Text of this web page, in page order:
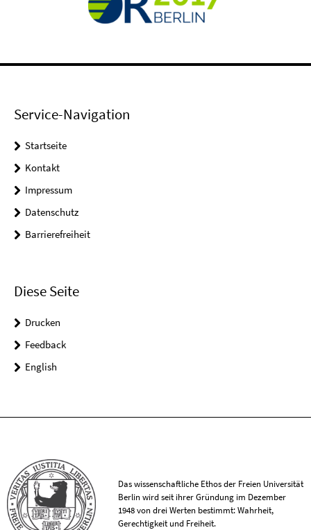
Service-Navigation
Startseite
Kontakt
Impressum
Datenschutz
Barrierefreiheit
Diese Seite
Drucken
Feedback
English
Das wissenschaftliche Ethos der Freien Universität
Berlin wird seit ihrer Gründung im Dezember
1948 von drei Werten bestimmt: Wahrheit,
Gerechtigkeit und Freiheit.